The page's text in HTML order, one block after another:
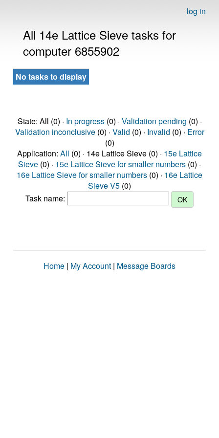
log in
All 14e Lattice Sieve tasks for
computer 6855902
No tasks to display
State: All (0) · In progress(0) · Validation pending (0) ·
Validation inconclusive(0) · Valid (0) · Invalid (0) · Error
(0)
Application: All (0) · 14e Lattice Sieve (0) · 15e Lattice
Sieve (0) · 15e Lattice Sieve for smaller numbers (0) ·
16e Lattice Sieve for smaller numbers (0) · 16e Lattice
Sieve V5 (0)
Task name:
Home | My Account | Message Boards